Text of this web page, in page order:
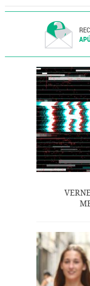
Protección ambiental
Fauna